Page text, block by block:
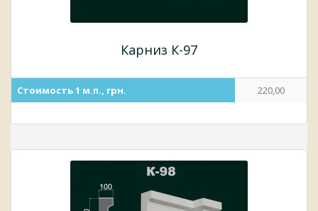
Карниз К-97
Стоимость 1 м.п., грн. 220,00